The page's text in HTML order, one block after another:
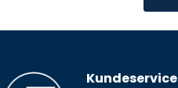
Kundeservice